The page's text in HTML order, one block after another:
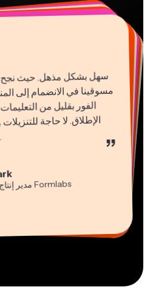
. ”
مدير Formlabs
Darby
عامل